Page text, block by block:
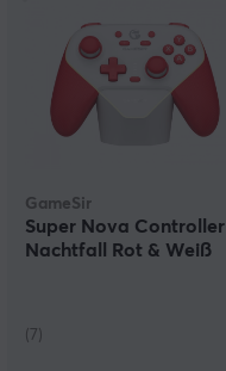
GameSir
Super Nova Controller
Nachtfall Rot & Weiß
(7)